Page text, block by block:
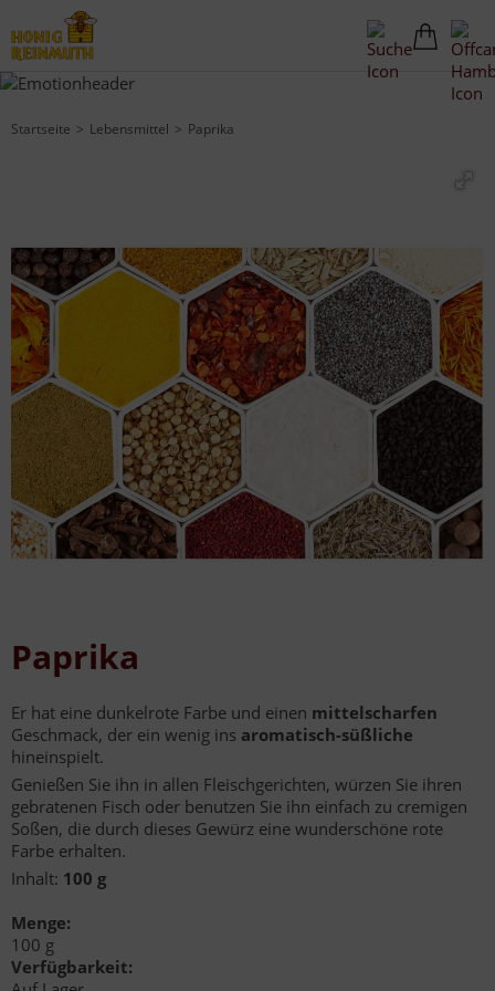
Startseite Lebensmittel Paprika
Paprika
Er hat eine dunkelrote Farbe und einen mittelscharfen
Geschmack, der ein wenig ins aromatisch-süßliche
hineinspielt.
Genießen Sie ihn in allen Fleischgerichten, würzen Sie ihren
gebratenen Fisch oder benutzen Sie ihn einfach zu cremigen
Soßen, die durch dieses Gewürz eine wunderschöne rote
Farbe erhalten.
Inhalt: 100 g
Menge:
100 g
Verfügbarkeit: